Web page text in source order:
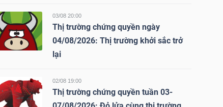
03/08 20:00
Thị trường chứng quyền ngày
04/08/2026: Thị trường khởi sắc trở
lại
02/08 19:00
Thị trường chứng quyền tuần 03-